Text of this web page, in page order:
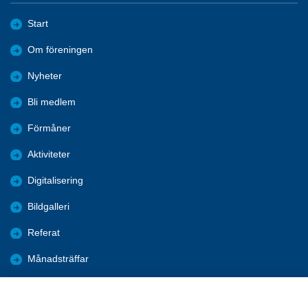
Start
Om föreningen
Nyheter
Bli medlem
Förmåner
Aktiviteter
Digitalisering
Bildgalleri
Referat
Månadsträffar